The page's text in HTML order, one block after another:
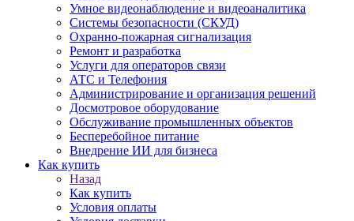
Умное видеонаблюдение и видеоаналитика
Системы безопасности (СКУД)
Охранно-пожарная сигнализация
Ремонт и разработка
Услуги для операторов связи
АТС и Телефония
Администрирование и организация решений
Досмотровое оборудование
Обслуживание промышленных объектов
Бесперебойное питание
Внедрение ИИ для бизнеса
Как купить
Назад
Как купить
Условия оплаты